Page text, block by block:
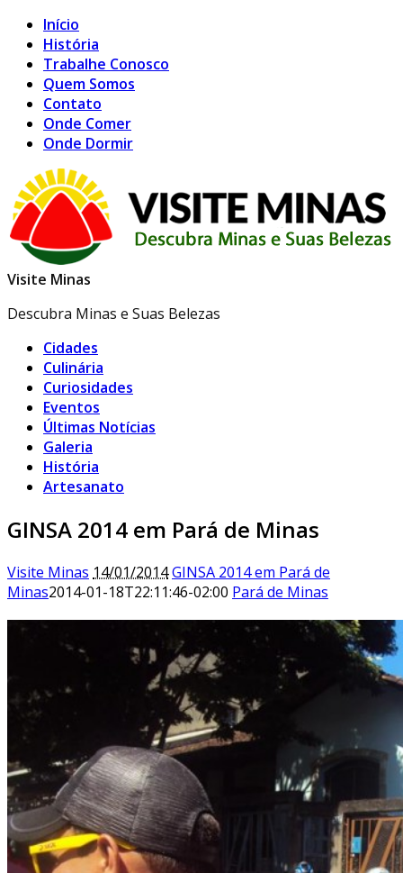
Início
História
Trabalhe Conosco
Quem Somos
Contato
Onde Comer
Onde Dormir
Visite Minas
Descubra Minas e Suas Belezas
Cidades
Culinária
Curiosidades
Eventos
Últimas Notícias
Galeria
História
Artesanato
GINSA 2014 em Pará de Minas
Visite Minas 14/01/2014GINSA 2014 em Pará de
Minas2014-01-18T22:11:46-02:00 Pará de Minas